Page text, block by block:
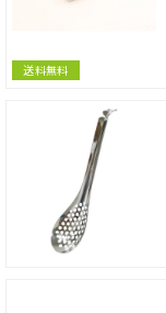
送料無料